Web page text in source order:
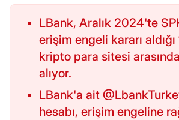
LBank, Aralık 2024'te
erişim engeli kararı aldığı
kripto para sitesi
alıyor.
LBank'a ait
hesabı, erişim engeline